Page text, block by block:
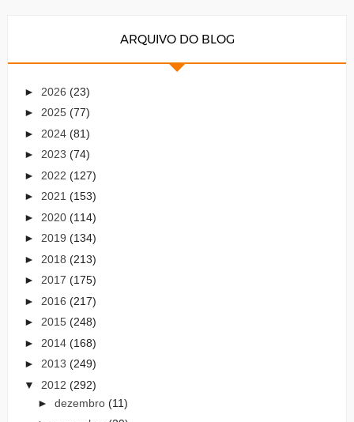
ARQUIVO DO BLOG
► 2026 (23)
► 2025 (77)
► 2024 (81)
► 2023 (74)
► 2022 (127)
► 2021 (153)
► 2020 (114)
► 2019 (134)
► 2018 (213)
► 2017 (175)
► 2016 (217)
► 2015 (248)
► 2014 (168)
► 2013 (249)
▼ 2012 (292)
► dezembro (11)